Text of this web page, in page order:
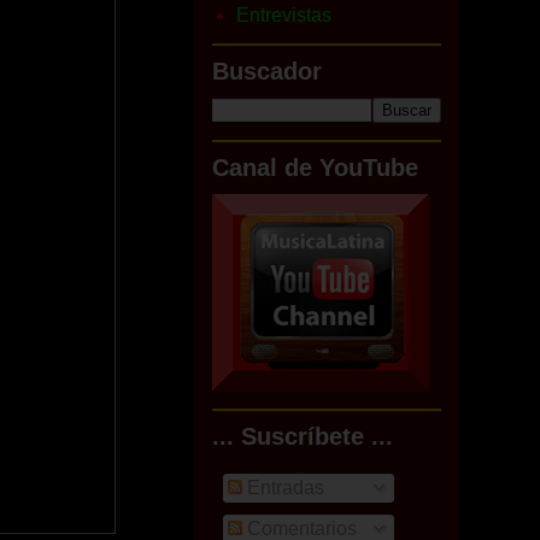
Entrevistas
Buscador
Canal de YouTube
... Suscríbete ...